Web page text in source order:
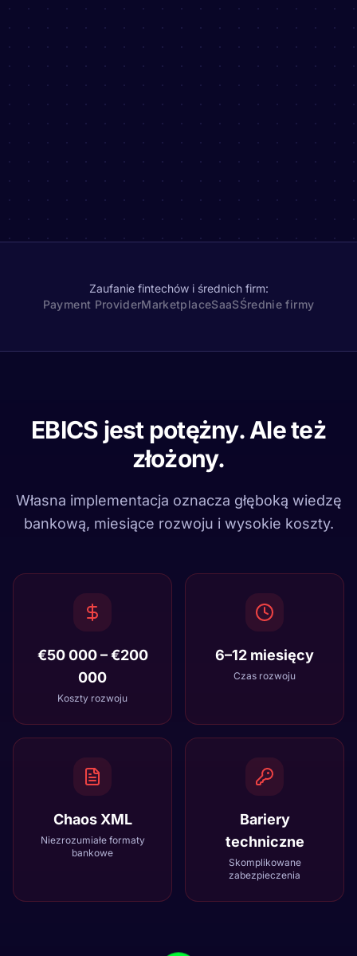
Zaufanie fintechów i średnich firm:
Payment ProviderMarketplaceSaaSŚrednie firmy
EBICS jest potężny. Ale też
złożony.
Własna implementacja oznacza głęboką wiedzę
bankową, miesiące rozwoju i wysokie koszty.
€50 000 – €200
000
Koszty rozwoju
6–12 miesięcy
Czas rozwoju
Chaos XML
Niezrozumiałe formaty
bankowe
Bariery
techniczne
Skomplikowane
zabezpieczenia